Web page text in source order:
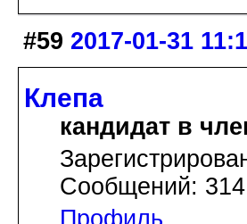
#59 2017-01-31
Клепа
кандидат в
Сообщений: 314